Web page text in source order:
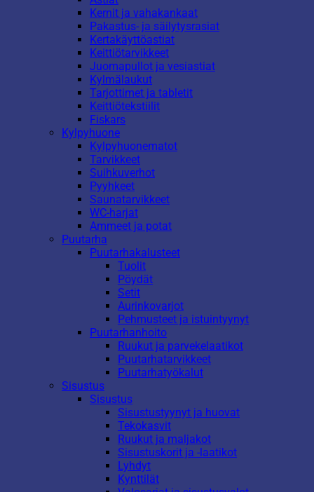
Kernit ja vahakankaat
Pakastus- ja säilytysrasiat
Kertakäyttöastiat
Keittiötarvikkeet
Juomapullot ja vesiastiat
Kylmälaukut
Tarjottimet ja tabletit
Keittiötekstiilit
Fiskars
Kylpyhuone
Kylpyhuonematot
Tarvikkeet
Suihkuverhot
Pyyhkeet
Saunatarvikkeet
WC-harjat
Ammeet ja potat
Puutarha
Puutarhakalusteet
Tuolit
Pöydät
Setit
Aurinkovarjot
Pehmusteet ja istuintyynyt
Puutarhanhoito
Ruukut ja parvekelaatikot
Puutarhatarvikkeet
Puutarhatyökalut
Sisustus
Sisustus
Sisustustyynyt ja huovat
Tekokasvit
Ruukut ja maljakot
Sisustuskorit ja -laatikot
Lyhdyt
Kynttilät